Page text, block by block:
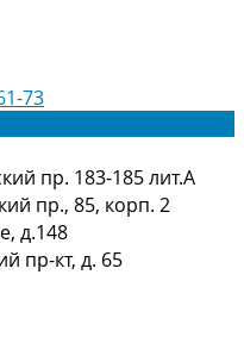
73
пр. 183-185 лит.А
пр., 85, корп. 2
д.148
пр-кт, д. 65